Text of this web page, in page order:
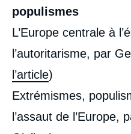
populismes
L’Europe centrale à
l’autoritarisme, par
l’article)
Extrémismes,
l’assaut de l’Europe,
« Moyen-Orient, le
juin 2016.
Copier